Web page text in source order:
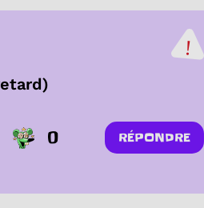
0 RÉPONDRE